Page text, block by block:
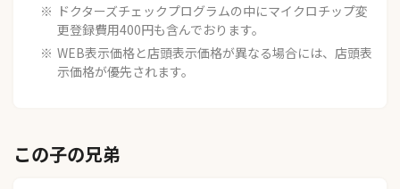
ドクターズチェックプログラムの中にマイクロチップ変
更登録費用400円も含んでおります。
WEB表示価格と店頭表示価格が異なる場合には、店頭表
示価格が優先されます。
この子の兄弟